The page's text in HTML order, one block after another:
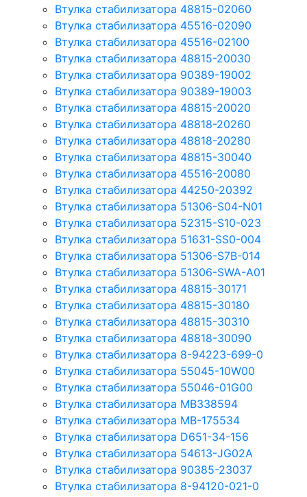
Втулка стабилизатора 48815-02060
Втулка стабилизатора 45516-02090
Втулка стабилизатора 45516-02100
Втулка стабилизатора 48815-20030
Втулка стабилизатора 90389-19002
Втулка стабилизатора 90389-19003
Втулка стабилизатора 48815-20020
Втулка стабилизатора 48818-20260
Втулка стабилизатора 48818-20280
Втулка стабилизатора 48815-30040
Втулка стабилизатора 45516-20080
Втулка стабилизатора 44250-20392
Втулка стабилизатора 51306-S04-N01
Втулка стабилизатора 52315-S10-023
Втулка стабилизатора 51631-SS0-004
Втулка стабилизатора 51306-S7B-014
Втулка стабилизатора 51306-SWA-A01
Втулка стабилизатора 48815-30171
Втулка стабилизатора 48815-30180
Втулка стабилизатора 48815-30310
Втулка стабилизатора 48818-30090
Втулка стабилизатора 8-94223-699-0
Втулка стабилизатора 55045-10W00
Втулка стабилизатора 55046-01G00
Втулка стабилизатора MB338594
Втулка стабилизатора MB-175534
Втулка стабилизатора D651-34-156
Втулка стабилизатора 54613-JG02A
Втулка стабилизатора 90385-23037
Втулка стабилизатора 8-94120-021-0